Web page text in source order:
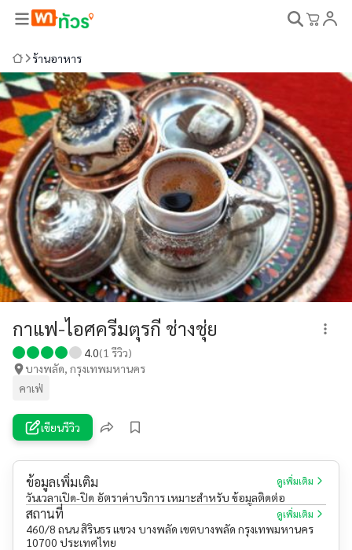
ร้านอาหาร
กาแฟ-ไอศครีมตุรกี ช่างชุ่ย
4.0(1 รีวิว)
บางพลัด, กรุงเทพมหานคร
คาเฟ่
เขียนรีวิว
ข้อมูลเพิ่มเติม ดูเพิ่มเติม
วันเวลาเปิด-ปิด อัตราค่าบริการ เหมาะสำหรับ ข้อมูลติดต่อ
สถานที่ ดูเพิ่มเติม
460/8 ถนน สิรินธร แขวง บางพลัด เขตบางพลัด กรุงเทพมหานคร
10700 ประเทศไทย